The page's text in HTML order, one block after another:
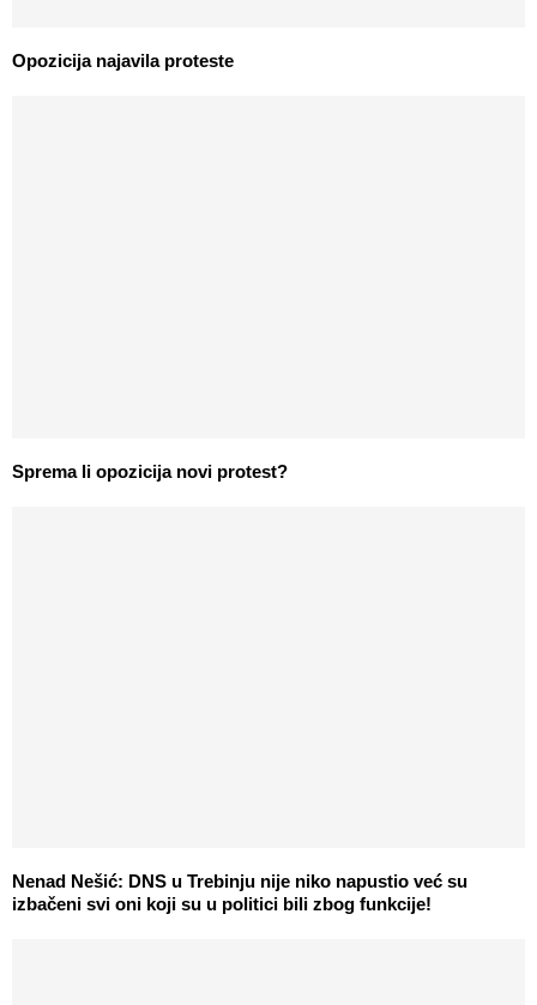
Opozicija najavila proteste
Sprema li opozicija novi protest?
Nenad Nešić: DNS u Trebinju nije niko napustio već su
izbačeni svi oni koji su u politici bili zbog funkcije!